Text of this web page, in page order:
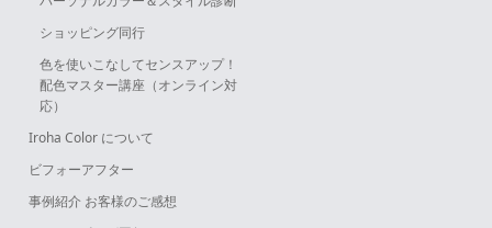
ショッピング同行
色を使いこなしてセンスアップ！
配色マスター講座（オンライン対
応）
Iroha Color について
ビフォーアフター
事例紹介 お客様のご感想